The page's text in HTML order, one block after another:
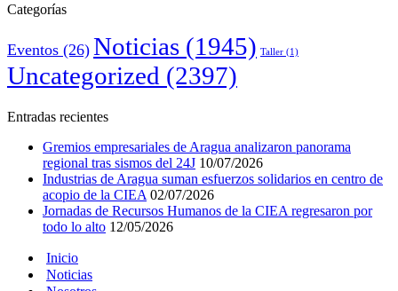
Categorías
Eventos (26) Noticias (1945) Taller (1)
Uncategorized (2397)
Entradas recientes
Gremios empresariales de Aragua analizaron panorama
regional tras sismos del 24J 10/07/2026
Industrias de Aragua suman esfuerzos solidarios en centro de
acopio de la CIEA 02/07/2026
Jornadas de Recursos Humanos de la CIEA regresaron por
todo lo alto 12/05/2026
Inicio
Noticias